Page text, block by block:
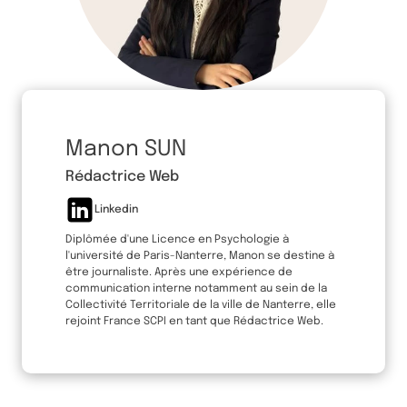
Manon SUN
Rédactrice Web
Linkedin
Diplômée d'une Licence en Psychologie à
l'université de Paris-Nanterre, Manon se destine à
être journaliste. Après une expérience de
communication interne notamment au sein de la
Collectivité Territoriale de la ville de Nanterre, elle
rejoint France SCPI en tant que Rédactrice Web.